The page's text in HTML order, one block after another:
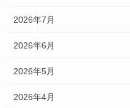
2026年7月
2026年6月
2026年5月
2026年4月